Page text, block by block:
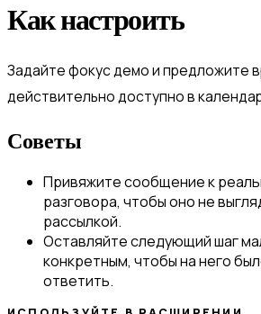
Как настроить
Задайте фокус демо и предложите
действительно доступно в
Советы
Привяжите сообщение к
разговора, чтобы оно не
рассылкой.
Оставляйте следующий шаг
конкретным, чтобы на него
ответить.